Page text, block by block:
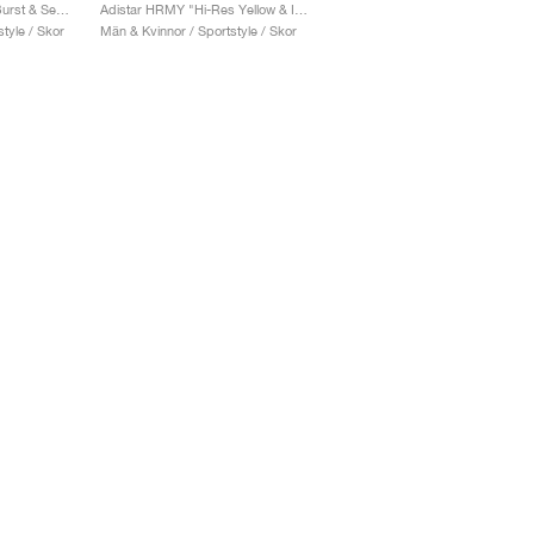
Adistar HRMY "Lime Burst & Semi Lucid Red"
/ Skor
Män & Kvinnor / Sportstyle / Skor